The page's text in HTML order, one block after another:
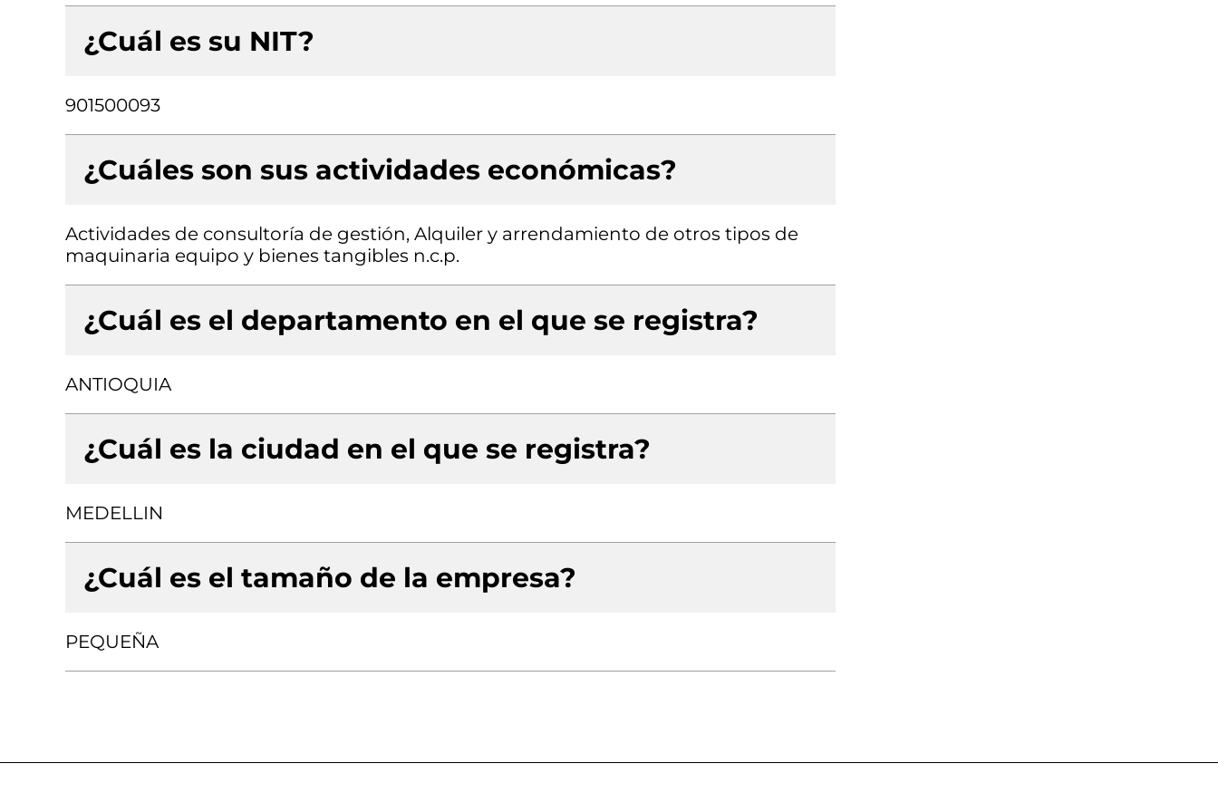
¿Cuál es su NIT?
901500093
¿Cuáles son sus actividades económicas?
Actividades de consultoría de gestión, Alquiler y arrendamiento de otros tipos de
maquinaria equipo y bienes tangibles n.c.p.
¿Cuál es el departamento en el que se registra?
ANTIOQUIA
¿Cuál es la ciudad en el que se registra?
MEDELLIN
¿Cuál es el tamaño de la empresa?
PEQUEÑA